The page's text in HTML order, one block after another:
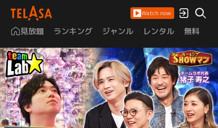
Watch now
見放題 ランキング ジャンル レンタル 無料